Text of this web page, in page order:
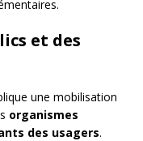
et des
une mobilisation
organismes
des usagers.